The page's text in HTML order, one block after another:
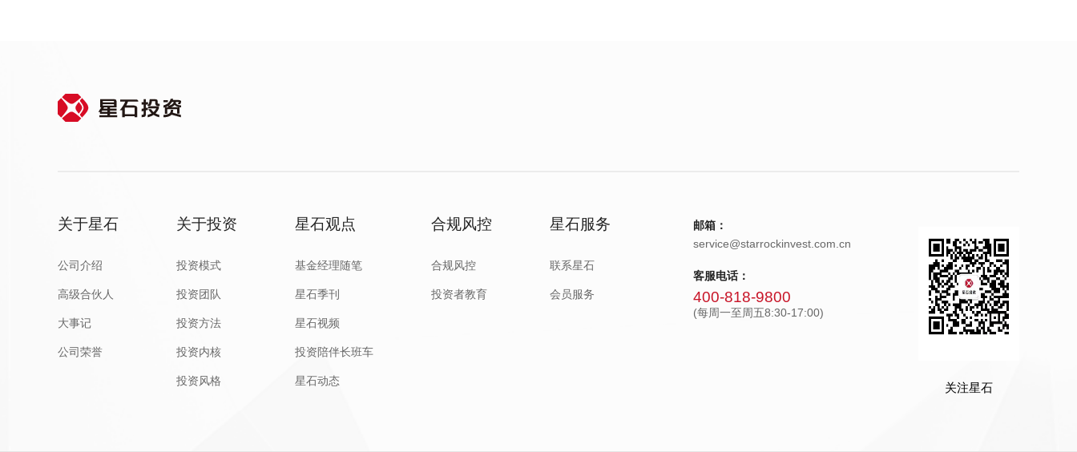
关于星石
公司介绍
高级合伙人
大事记
公司荣誉
关于投资
投资模式
投资团队
投资方法
投资内核
投资风格
星石观点
基金经理随笔
星石季刊
星石视频
投资陪伴长班车
星石动态
合规风控
合规风控
投资者教育
星石服务
联系星石
会员服务
邮箱：
service@starrockinvest.com.cn
客服电话：
400-818-9800
(每周一至周五8:30-17:00)
关注星石